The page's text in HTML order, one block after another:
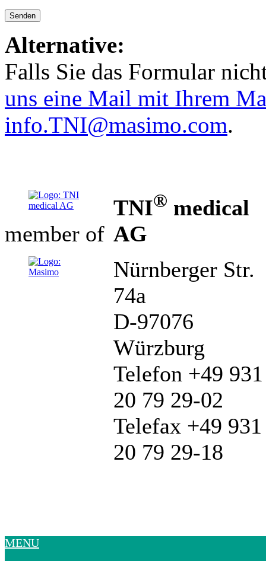
Alternative:
Falls Sie das Formular
uns eine Mail mit Ihrem
info.TNI@masimo.com.
member of
TNI® medical
AG
Nürnberger Str.
74a
D-97076
Würzburg
Telefon +49 931
20 79 29-02
Telefax +49 931
20 79 29-18
MENU